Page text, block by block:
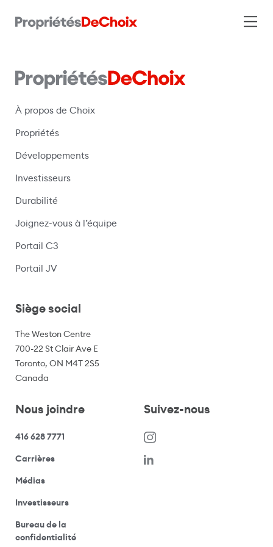
À propos de Choix
Propriétés
Développements
Investisseurs
Durabilité
Joignez-vous à l’équipe
Portail C3
Portail JV(s’ouvre dans une nouvelle fenêtre)
Siège social
The Weston Centre
700-22 St Clair Ave E
Toronto, ON M4T 2S5
Canada
Nous joindre
416 628 7771
Carrières(s’ouvre dans une nouvelle fenêtre)
Médias(ouvre votre application de messagerie)
Investisseurs(ouvre votre application de messagerie)
Bureau de la
confidentialité(ouvre votre application de messagerie)
Suivez-nous